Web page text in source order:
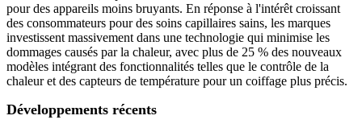
pour des appareils moins bruyants. En réponse à l'intérêt croissant
des consommateurs pour des soins capillaires sains, les marques
investissent massivement dans une technologie qui minimise les
dommages causés par la chaleur, avec plus de 25 % des nouveaux
modèles intégrant des fonctionnalités telles que le contrôle de la
chaleur et des capteurs de température pour un coiffage plus précis.
Développements récents